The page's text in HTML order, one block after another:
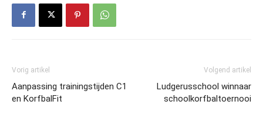
Vorig artikel
Aanpassing trainingstijden C1
en KorfbalFit
Volgend artikel
Ludgerusschool winnaar
schoolkorfbaltoernooi